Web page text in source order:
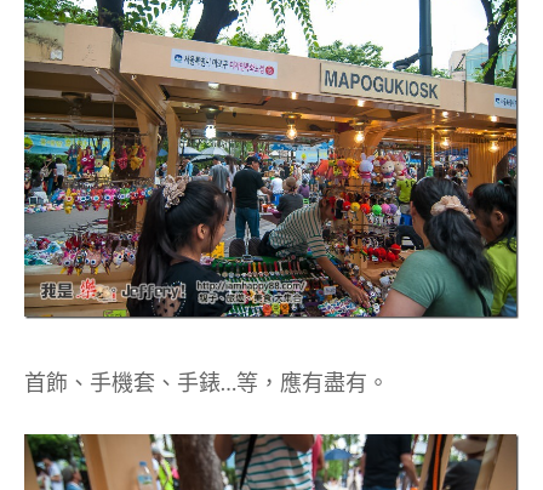
首飾、手機套、手錶…等，應有盡有。